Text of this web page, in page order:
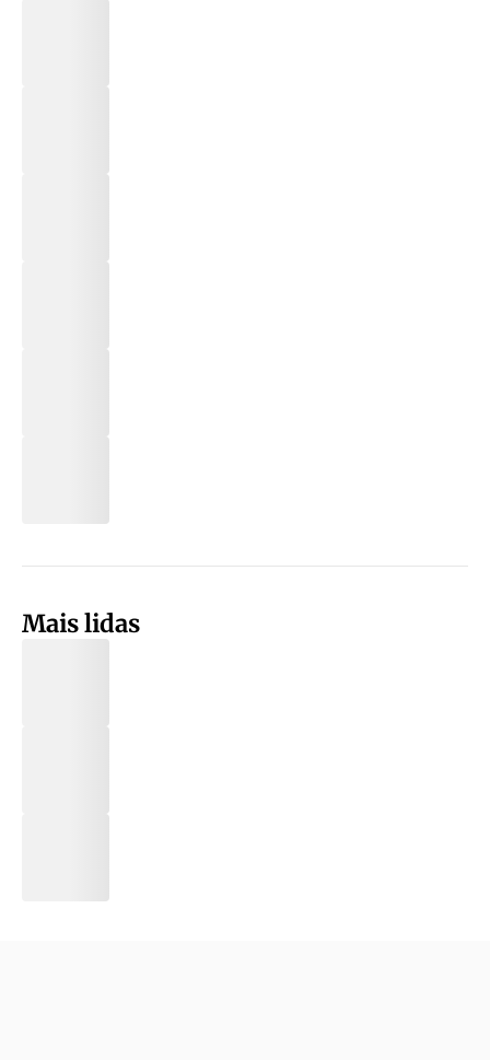
Mais lidas